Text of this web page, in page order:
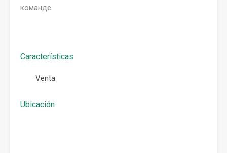
команде.
Características
Venta
Ubicación